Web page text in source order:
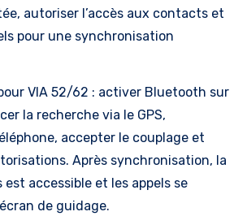
autoriser l’accès aux contacts et
pour une synchronisation
VIA 52/62 : activer Bluetooth sur
la recherche via le GPS,
accepter le couplage et
Après synchronisation, la
accessible et les appels se
de guidage.